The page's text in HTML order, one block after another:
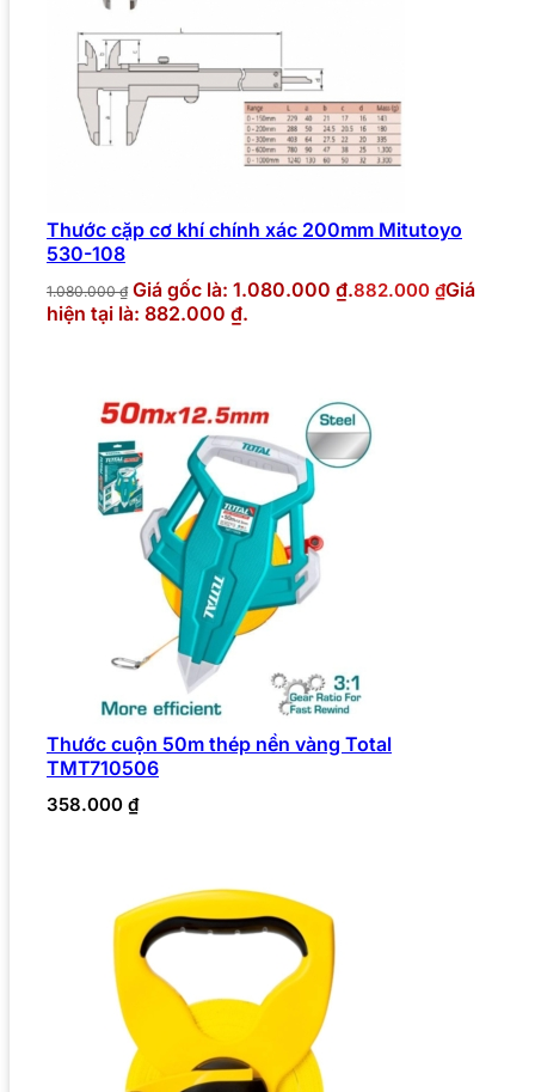
Thước cặp cơ khí chính xác 200mm Mitutoyo
530-108
1.080.000₫ Giá gốc là: 1.080.000 ₫.882.000 ₫Giá
hiện tại là: 882.000 ₫.
Thước cuộn 50m thép nền vàng Total
TMT710506
358.000 ₫